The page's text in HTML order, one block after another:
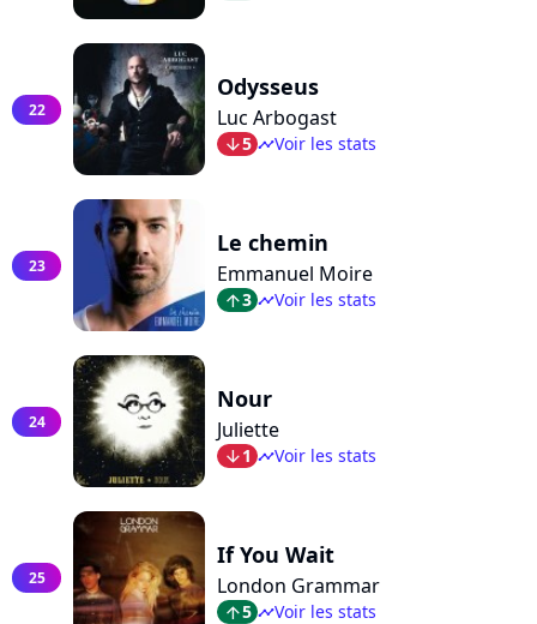
22
Odysseus
Luc Arbogast
arrow_bot5 timelineVoir les stats
23
Le chemin
Emmanuel Moire
arrow_top3 timelineVoir les stats
24
Nour
Juliette
arrow_bot1 timelineVoir les stats
25
If You Wait
London Grammar
arrow_top5 timelineVoir les stats